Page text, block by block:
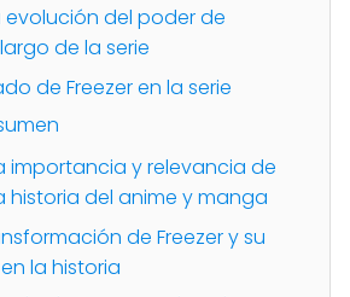
evolución del poder de
de la serie
de Freezer en la serie
importancia y relevancia de
historia del anime y manga
de Freezer y su
la historia